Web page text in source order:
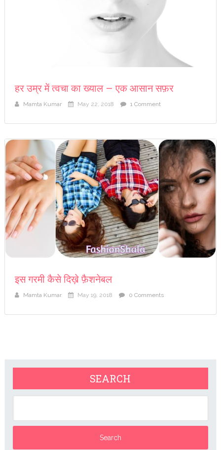
हर उम्र में त्वचा का ख्याल – एक आसान सफ़र
Mamta Kumar May 22, 2018 1 Comment
इस गरमी कैसे दिख़े फ़ैशनेबल
Mamta Kumar May 19, 2018 0 Comments
SEARCH